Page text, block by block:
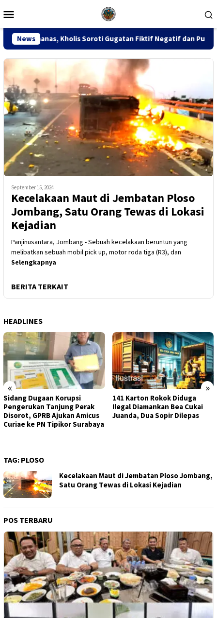
ke
Mobile
News
Soroti Gugatan Fiktif Negatif dan Putusan PK 155
September 15, 2024
Kecelakaan Maut di Jembatan Ploso
Jombang, Satu Orang Tewas di Lokasi
Kejadian
Panjinusantara, Jombang - Sebuah kecelakaan beruntun yang
melibatkan sebuah mobil pick up, motor roda tiga (R3), dan
Selengkapnya
BERITA TERKAIT
HEADLINES
« »
Sidang Dugaan Korupsi
Pengerukan Tanjung Perak
Disorot, GPRB Ajukan Amicus
Curiae ke PN Tipikor Surabaya
141 Karton Rokok Diduga
Ilegal Diamankan Bea Cukai
Juanda, Dua Sopir Dilepas
TAG: PLOSO
Kecelakaan Maut di Jembatan Ploso Jombang,
Satu Orang Tewas di Lokasi Kejadian
POS TERBARU